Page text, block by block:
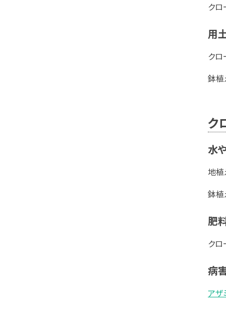
クロ
用
クロ
鉢植
ク
水
地植
鉢植
肥
クロ
病
アザ